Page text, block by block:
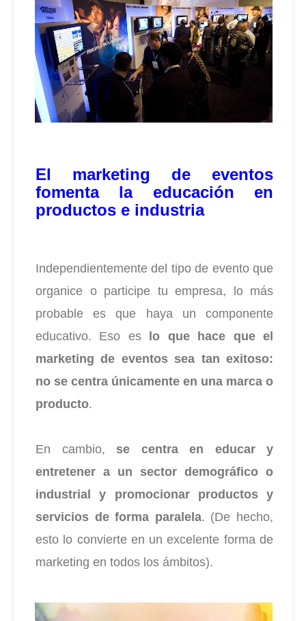
El marketing de eventos
fomenta la educación en
productos e industria
Independientemente del tipo de evento que
organice o participe tu empresa, lo más
probable es que haya un componente
educativo. Eso eslo que hace que el
marketing de eventos sea tan exitoso:
no se centra únicamente en una marca o
producto.
En cambio, se centra en educar y
entretener a un sector demográfico o
industrial y promocionar productos y
servicios de forma paralela. (De hecho,
esto lo convierte en un excelente forma de
marketing en todos los ámbitos).